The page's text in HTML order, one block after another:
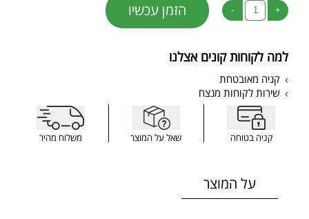
+
- הזמן עכשיו
למה לקוחות קונים אצלנו
קניה מאובטחת
שירות לקוחות מנצח
קניה בטוחה שאל על המוצר משלוח מהיר
על המוצר